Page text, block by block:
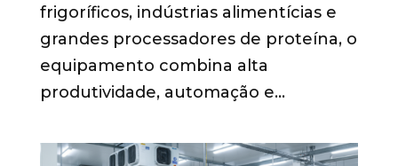
frigoríficos, indústrias alimentícias e
grandes processadores de proteína, o
equipamento combina alta
produtividade, automação e...